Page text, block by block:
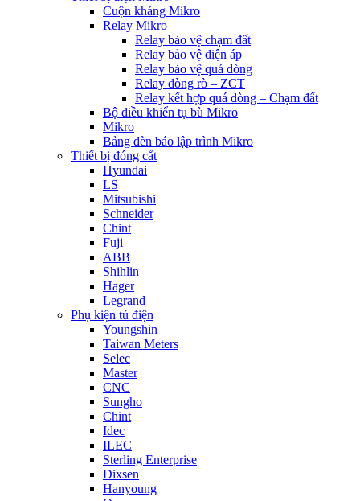
Cuộn kháng Mikro
Relay Mikro
Relay bảo vệ chạm đất
Relay bảo vệ điện áp
Relay bảo vệ quá dòng
Relay dòng rò – ZCT
Relay kết hợp quá dòng – Chạm đất
Bộ điều khiển tụ bù Mikro
Mikro
Bảng đèn báo lập trình Mikro
Thiết bị đóng cắt
Hyundai
LS
Mitsubishi
Schneider
Chint
Fuji
ABB
Shihlin
Hager
Legrand
Phụ kiện tủ điện
Youngshin
Taiwan Meters
Selec
Master
CNC
Sungho
Chint
Idec
ILEC
Sterling Enterprise
Dixsen
Hanyoung